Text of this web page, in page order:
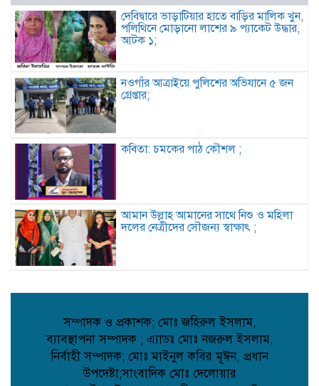
দেবিদ্বারে ভাড়াটিয়ার হাতে বাড়ির মালিক খুন,
পলিথিনে মোড়ানো লাশের ৯ প্যাকেট উদ্ধার,
আটক ১;
নওগাঁর আত্রাইয়ে পুলিশের অভিযানে ৫ জন
গ্রেপ্তার;
কবিতা: চমকের পাঠ কৌশল ;
আমান উল্লাহ আমানের সাথে নিশু ও মহিলা
দলের নেত্রীদের সৌজন্য স্বাক্ষাৎ ;
সম্প্রীতি রক্ষায় প্রশাসনের কঠোর নজরদারি
জননেতা শাহরিয়ার ইমন: জালালপুর
ইউনিয়নের মাটি ও মানুষের আস্থার প্রতীক;
সম্পাদক ও প্রকাশক; মোঃ জহিরুল ইসলাম,
ব্যাবস্থাপনা সম্পাদক ; এ্যাডঃ মোঃ নজরুল ইসলাম,
নির্বাহী সম্পাদক; মোঃ মাইনুল কবির মূঈন, প্রধান
উপদেষ্টা;সাংবাদিক মোঃ দেলোয়ার